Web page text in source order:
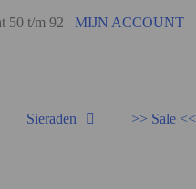
50 t/m 92 MIJN ACCOUNT
Sieraden >> Sale <<